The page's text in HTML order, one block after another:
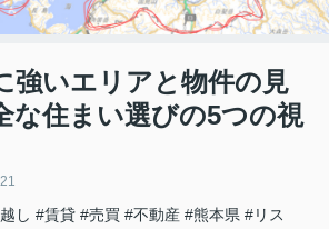
強いエリアと物件の見
な住まい選びの5つの視
し #賃貸 #売買 #不動産 #熊本県 #リス